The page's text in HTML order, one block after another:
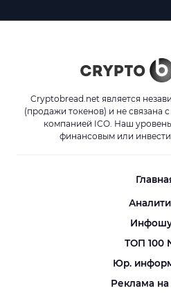
Cryptobread.net является
(продажи токенов) и не связана
компанией ICO. Наш
финансовым или
ТОП 100
Юр.
Реклама на